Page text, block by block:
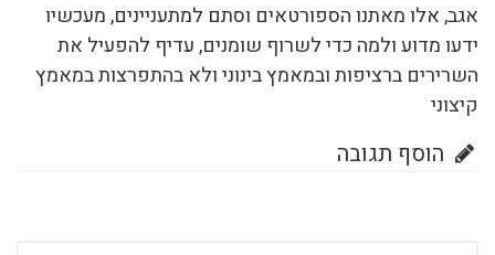
אגב, אלו מאתנו הספורטאים וסתם למתעניינים, מעכשיו
ידעו מדוע ולמה כדי לשרוף שומנים, עדיף להפעיל את
השרירים ברציפות ובמאמץ בינוני ולא בהתפרצות במאמץ
קיצוני
הוסף תגובה